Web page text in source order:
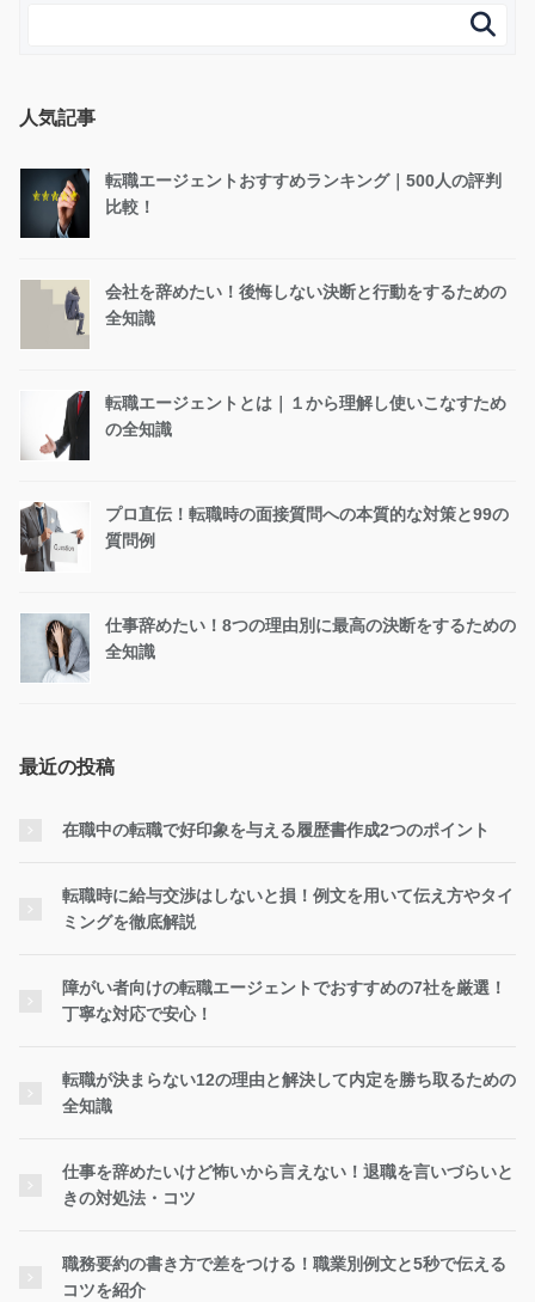

人気記事
転職エージェントおすすめランキング｜500人の評判
比較！
会社を辞めたい！後悔しない決断と行動をするための
全知識
転職エージェントとは｜１から理解し使いこなすため
の全知識
プロ直伝！転職時の面接質問への本質的な対策と99の
質問例
仕事辞めたい！8つの理由別に最高の決断をするための
全知識
最近の投稿
在職中の転職で好印象を与える履歴書作成2つのポイント
転職時に給与交渉はしないと損！例文を用いて伝え方やタイ
ミングを徹底解説
障がい者向けの転職エージェントでおすすめの7社を厳選！
丁寧な対応で安心！
転職が決まらない12の理由と解決して内定を勝ち取るための
全知識
仕事を辞めたいけど怖いから言えない！退職を言いづらいと
きの対処法・コツ
職務要約の書き方で差をつける！職業別例文と5秒で伝える
コツを紹介